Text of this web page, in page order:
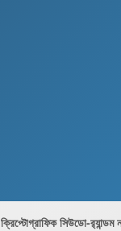
ক্রিপ্টোগ্রাফিক সিউডো-র‍্যান্ডম